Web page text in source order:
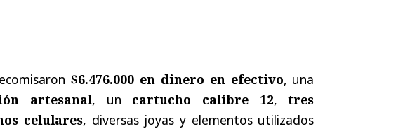
$6.476.000 en dinero en efectivo, una
artesanal, un cartucho calibre 12,tres
celulares, diversas joyas y elementos utilizados